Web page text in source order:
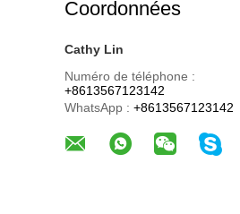
Coordonnées
Cathy Lin
Numéro de téléphone :
+8613567123142
WhatsApp : +8613567123142